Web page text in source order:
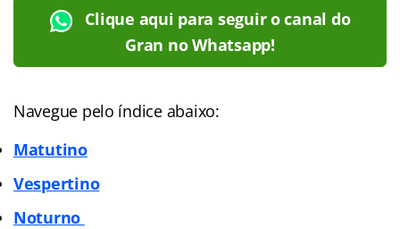
Clique aqui para seguir o canal do
Gran no Whatsapp!
Navegue pelo índice abaixo:
Matutino
Vespertino
Noturno